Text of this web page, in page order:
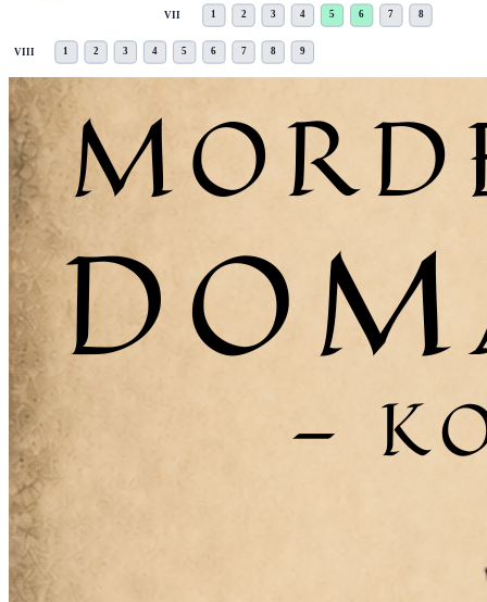
VII
VIII
1 2 3 4 5 6 7 8
1 2 3 4 5 6 7 8 9